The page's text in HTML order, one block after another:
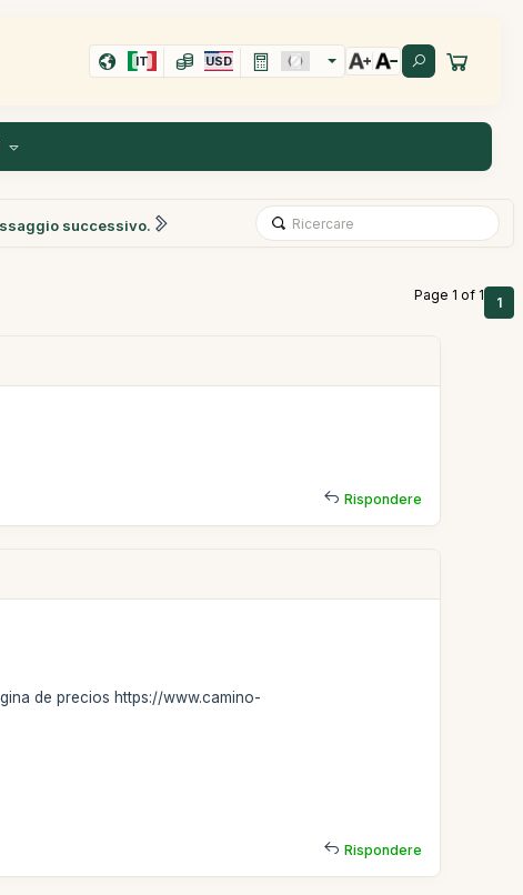
IT USD
successivo.
Page 1 of 1 1
Rispondere
de precios https://www.camino-
Rispondere